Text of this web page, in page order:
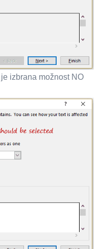
izbrana možnost NO